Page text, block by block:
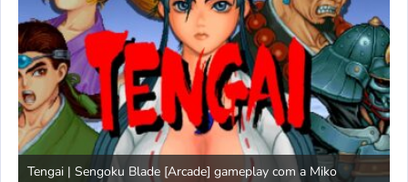
Tengai | Sengoku Blade [Arcade] gameplay com a Miko